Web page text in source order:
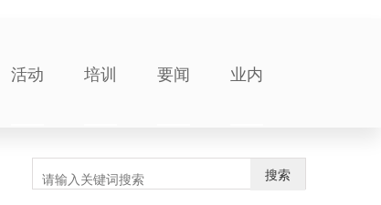
活动 培训 要闻 业内
搜索